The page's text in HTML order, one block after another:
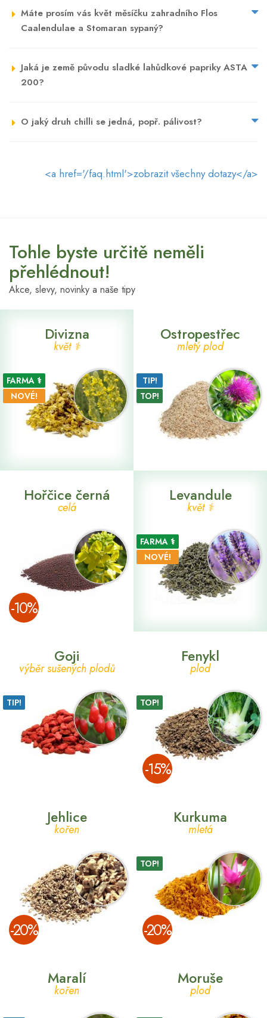
Máte prosím vás květ měsíčku zahradního Flos
Caalendulae a Stomaran sypaný?
Jaká je země původu sladké lahůdkové papriky ASTA
200?
O jaký druh chilli se jedná, popř. pálivost?
<a href='/faq.html'>zobrazit všechny dotazy</a>
Tohle byste určitě neměli
přehlédnout!
Akce, slevy, novinky a naše tipy
Divizna
květ ⚕
FARMA ⚕
NOVÉ!
Ostropestřec
mletý plod
TIP!
TOP!
Hořčice černá
celá
­-10%
Levandule
květ ⚕
FARMA ⚕
NOVÉ!
Goji
výběr sušených plodů
TIP!
Fenykl
plod
TOP!
­-15%
Jehlice
kořen
­-20%
Kurkuma
mletá
TOP!
­-20%
Maralí
kořen
Moruše
plod